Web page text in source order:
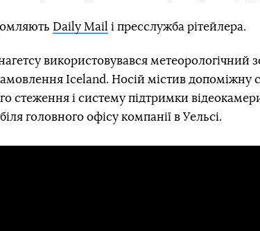
Daily Mail і пресслужба рітейлера.
використовувався метеорологічний
Iceland. Носій містив допоміжну
стеження і систему підтримки
головного офісу компанії в Уельсі.